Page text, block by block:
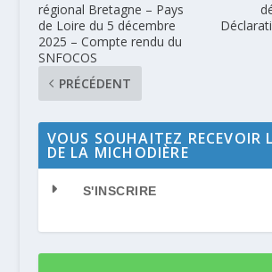
régional Bretagne – Pays
de Loire du 5 décembre
2025 – Compte rendu du
SNFOCOS
PRÉCÉDENT
VOUS SOUHAITEZ RECEVOIR
DE LA MICHODIÈRE
S'INSCRIRE